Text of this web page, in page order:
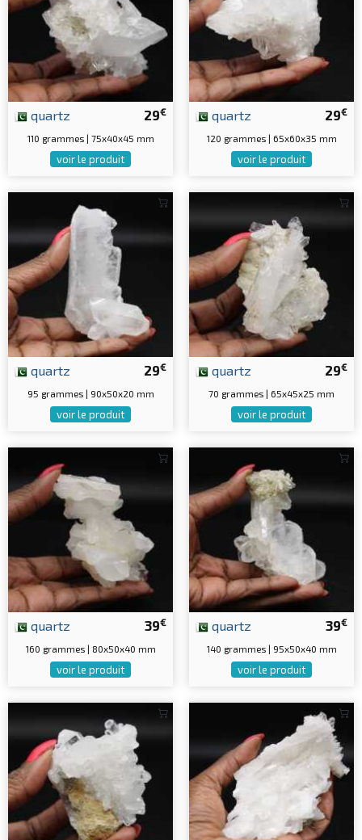
29€
quartz
110 grammes | 75x40x45 mm
voir le produit
29€
quartz
120 grammes | 65x60x35 mm
voir le produit
29€
quartz
95 grammes | 90x50x20 mm
voir le produit
29€
quartz
70 grammes | 65x45x25 mm
voir le produit
39€
quartz
160 grammes | 80x50x40 mm
voir le produit
39€
quartz
140 grammes | 95x50x40 mm
voir le produit